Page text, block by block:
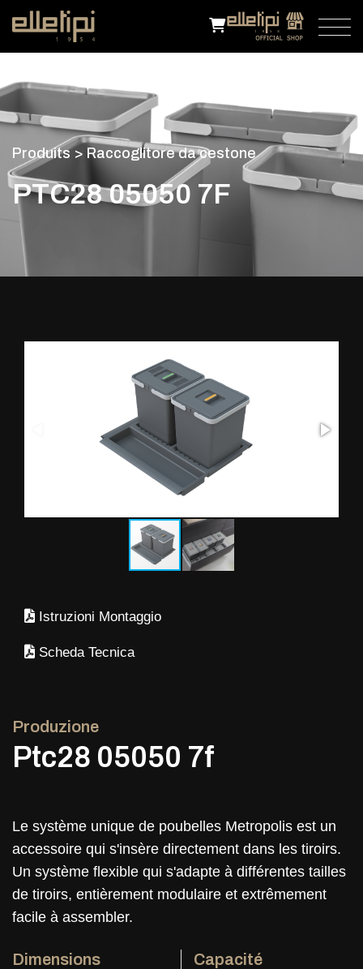
Produits > Raccoglitore da cestone
PTC2805050 7F
Istruzioni Montaggio
Scheda Tecnica
Produzione
Ptc28 05050 7f
Le système unique de poubelles Metropolis est un
accessoire qui s'insère directement dans les tiroirs.
Un système flexible qui s'adapte à différentes tailles
de tiroirs, entièrement modulaire et extrêmement
facile à assembler.
Dimensions Capacité